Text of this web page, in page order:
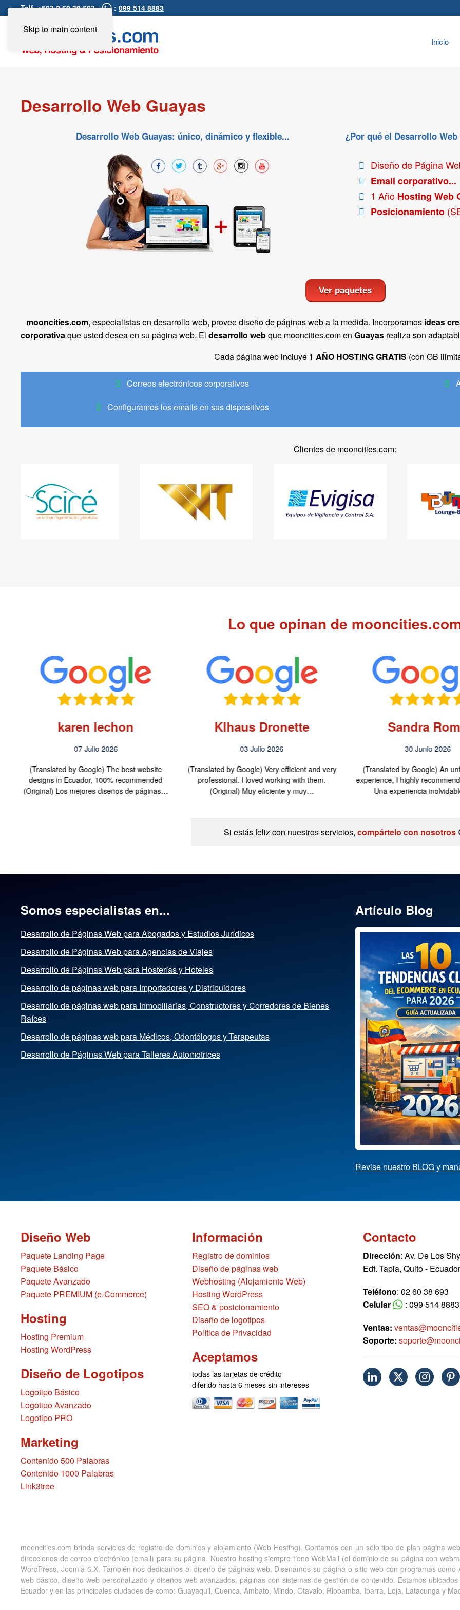
Skip to main content
Telf. +593 2 60 38 693 - : 099 514 8883
Inicio
Desarrollo Web Guayas
Desarrollo Web Guayas: único, dinámico y flexible... ¿Por qué el Desarrollo
Diseño de Página
Email corporativo...
1 Año Hosting Web
Posicionamiento
Ver paquetes
mooncities.com, especialistas en desarrollo web, provee diseño de páginas web a la medida. Incorporamos ideas
corporativaque usted desea en su página web. El desarrollo webque mooncities.com en Guayas realiza son
Cada página web incluye 1 AÑO HOSTING GRATIS (con GB
Correos electrónicos corporativos
Configuramos los emails en sus dispositivos
Clientes de mooncities.com:
Lo que opinan de
karen lechon
07 Julio 2026
(Translated by Google) The best website
designs in Ecuador, 100% recommended
(Original) Los mejores diseños de páginas…
Klhaus Dronette
03 Julio 2026
(Translated by Google) Very efficient and very
professional. I loved working with them.
(Original) Muy eficiente y muy…
Sandra
30 Junio 2026
(Translated by Google) An
experience, I highly
Una experiencia
Si estás feliz con nuestros servicios, compártelo con nosotros
Somos especialistas en...
Desarrollo de Páginas Web para Abogados y Estudios Jurídicos
Desarrollo de Páginas Web para Agencias de Viajes
Desarrollo de Páginas Web para Hosterías y Hoteles
Desarrollo de páginas web para Importadores y Distribuidores
Desarrollo de páginas web para Inmobiliarias, Constructores y Corredores de Bienes
Raíces
Desarrollo de páginas web para Médicos, Odontólogos y Terapeutas
Desarrollo de Páginas Web para Talleres Automotrices
Artículo Blog
Revise nuestro BLOG y
Diseño Web
Paquete Landing Page
Paquete Básico
Paquete Avanzado
Paquete PREMIUM (e-Commerce)
Hosting
Hosting Premium
Hosting WordPress
Diseño de Logotipos
Logotipo Básico
Logotipo Avanzado
Logotipo PRO
Marketing
Contenido 500 Palabras
Contenido 1000 Palabras
Link3tree
Información
Registro de dominios
Diseño de páginas web
Webhosting (Alojamiento Web)
Hosting WordPress
SEO & posicionamiento
Diseño de logotipos
Política de Privacidad
Aceptamos
todas las tarjetas de crédito
diferido hasta 6 meses sin intereses
Contacto
Dirección: Av. De Los
Edf. Tapia, Quito - Ecuador
Teléfono: 02 60 38 693
Celular
: 099 514 8883
Ventas:
Soporte:
mooncities.com brinda servicios de registro de dominios y alojamiento (Web Hosting). Contamos con un sólo tipo de plan página
direcciones de correo electrónico (email) para su página. Nuestro hosting siempre tiene WebMail (el dominio de su página con
WordPress, Joomla 6.X. También nos dedicamos al diseño de páginas web. Diseñamos su página o sitio web con programas
web básico, diseño web personalizado y diseños web avanzados, páginas con sistemas de gestión de contenido. Estamos
Ecuador y en las principales ciudades de como: Guayaquil, Cuenca, Ambato, Mindo, Otavalo, Riobamba, Ibarra, Loja, Latacunga y